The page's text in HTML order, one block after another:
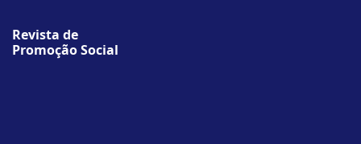
Revista de
Promoção Social